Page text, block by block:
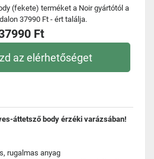
(fekete) terméket a Noir gyártótól a
37990 Ft - ért találja.
Ft
az elérhetőséget
áttetsző body érzéki varázsában!
rugalmas anyag